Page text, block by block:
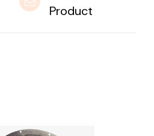
Product